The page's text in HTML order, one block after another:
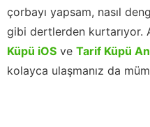
çorbayı yapsam, nasıl
gibi dertlerden kurtarıyor.
Küpü iOS ve Tarif Küpü
kolayca ulaşmanız da